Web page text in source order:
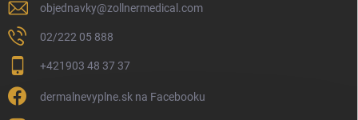
objednavky@zollnermedical.com
02/222 05 888
+421903 48 37 37
dermalnevyplne.sk na Facebooku